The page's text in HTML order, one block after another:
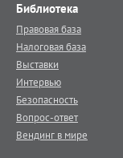
Библиотека
Правовая база
Налоговая база
Выставки
Интервью
Безопасность
Вопрос-ответ
Вендинг в мире